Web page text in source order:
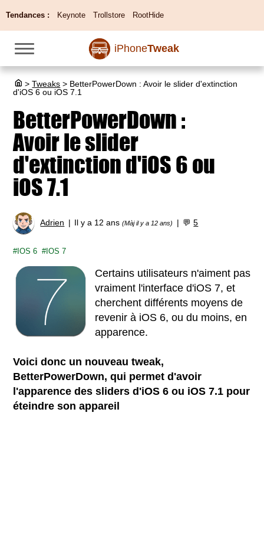
Tendances : Keynote Trollstore RootHide
iPhoneTweak
> Tweaks > BetterPowerDown : Avoir le slider d'extinction
d'iOS 6 ou iOS 7.1
BetterPowerDown :
Avoir le slider
d'extinction d'iOS 6 ou
iOS 7.1
Adrien Il y a 12 ans(Màj il y a 12 ans) 💬5
IOS 6 IOS 7
Certains utilisateurs n'aiment pas
vraiment l'interface d'iOS 7, et
cherchent différents moyens de
revenir à iOS 6, ou du moins, en
apparence.
Voici donc un nouveau tweak,
BetterPowerDown, qui permet d'avoir
l'apparence des sliders d'iOS 6 ou iOS 7.1 pour
éteindre son appareil